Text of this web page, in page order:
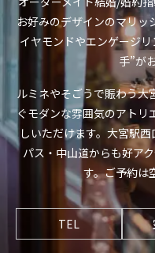
お好みのデザインのマリッ
イヤモンドやエンゲージ
手”が
ルミネやそごうで賑わう大
ぐモダンな雰囲気のアトリ
しいただけます。大宮駅
パス・中山道からも好ア
す。ご予約は
TEL